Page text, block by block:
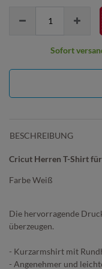
Sofort
BESCHREIBUNG
Cricut Herren T-Shirt
Farbe Weiß
Die hervorragende
überzeugen.
- Kurzarmshirt mit
- Angenehmer und